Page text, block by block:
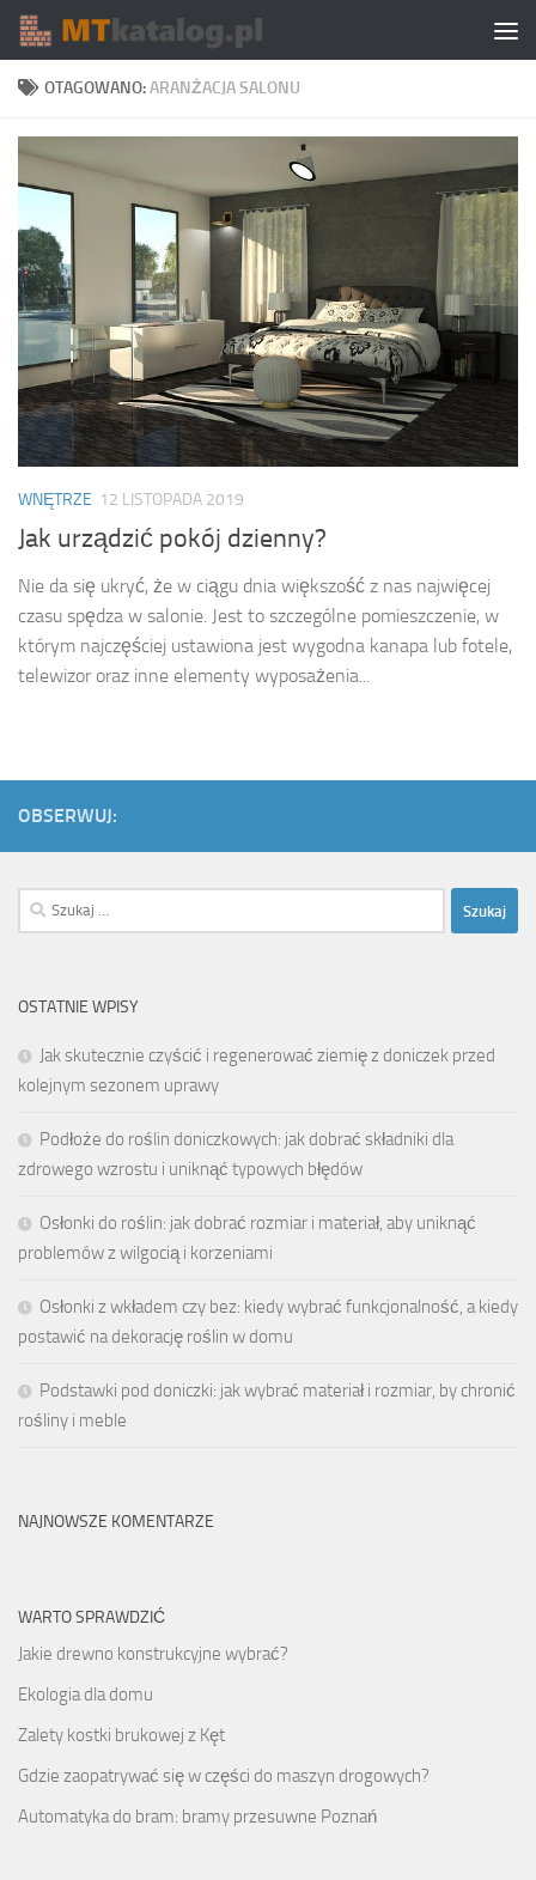
Skip to content
OTAGOWANO:ARANŻACJA SALONU
WNĘTRZE 12 LISTOPADA 2019
Jak urządzić pokój dzienny?
Nie da się ukryć, że w ciągu dnia większość z nas najwięcej
czasu spędza w salonie. Jest to szczególne pomieszczenie, w
którym najczęściej ustawiona jest wygodna kanapa lub fotele,
telewizor oraz inne elementy wyposażenia...
OBSERWUJ:
Szukaj:
OSTATNIE WPISY
Jak skutecznie czyścić i regenerować ziemię z doniczek przed
kolejnym sezonem uprawy
Podłoże do roślin doniczkowych: jak dobrać składniki dla
zdrowego wzrostu i uniknąć typowych błędów
Osłonki do roślin: jak dobrać rozmiar i materiał, aby uniknąć
problemów z wilgocią i korzeniami
Osłonki z wkładem czy bez: kiedy wybrać funkcjonalność, a kiedy
postawić na dekorację roślin w domu
Podstawki pod doniczki: jak wybrać materiał i rozmiar, by chronić
rośliny i meble
NAJNOWSZE KOMENTARZE
WARTO SPRAWDZIĆ
Jakie drewno konstrukcyjne wybrać?
Ekologia dla domu
Zalety kostki brukowej z Kęt
Gdzie zaopatrywać się w części do maszyn drogowych?
Automatyka do bram: bramy przesuwne Poznań